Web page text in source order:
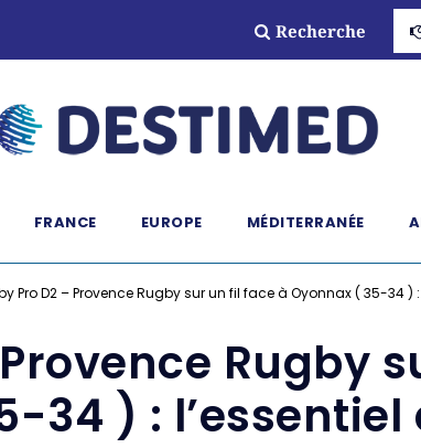
Recherche
FRANCE EUROPE MÉDITERRANÉE
Pro D2 – Provence Rugby sur un fil face à Oyonnax ( 35-34 )
Rugby
34 ) : l’essentiel